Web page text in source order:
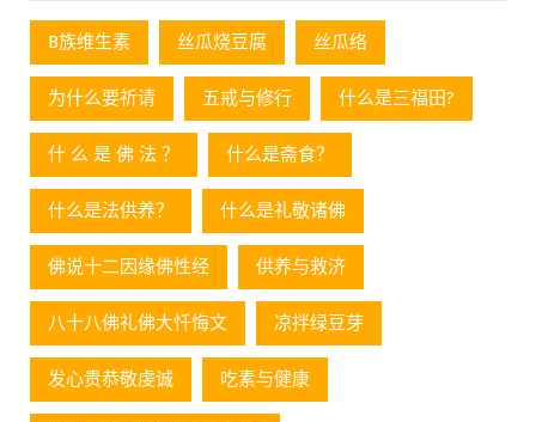
B族维生素 丝瓜烧豆腐 丝瓜络
为什么要祈请 五戒与修行 什么是三福田?
什 么 是 佛 法 ？ 什么是斋食？
什么是法供养？ 什么是礼敬诸佛
佛说十二因缘佛性经 供养与救济
八十八佛礼佛大忏悔文 凉拌绿豆芽
发心贵恭敬虔诚 吃素与健康